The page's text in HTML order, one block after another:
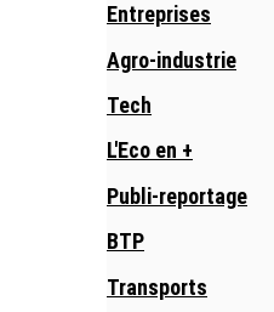
Entreprises
Agro-industrie
Tech
L'Eco en +
Publi-reportage
BTP
Transports